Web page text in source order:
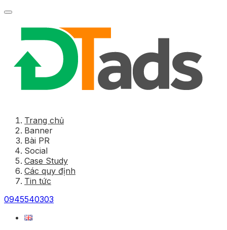
Trang chủ
Banner
Bài PR
Social
Case Study
Các quy định
Tin tức
0945540303